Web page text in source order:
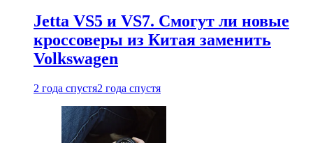
Jetta VS5 и VS7. Смогут ли новые
кроссоверы из Китая заменить
Volkswagen
2 года спустя2 года спустя